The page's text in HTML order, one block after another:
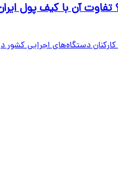
آن با کیف پول ایران
دستگاه‌های اجرایی کشور در